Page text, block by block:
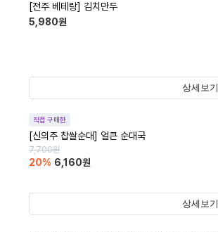
[전주 베테랑] 김치만두
5,980원
상세보기
직접 구매한
[신의주 찹쌀순대] 얼큰 순대국
7,700원
20% 6,160원
상세보기